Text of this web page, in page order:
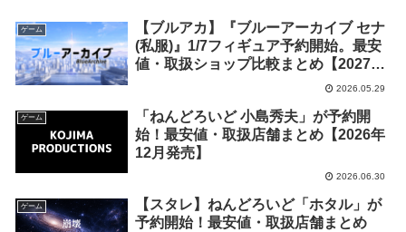
ゲーム
【ブルアカ】『ブルーアーカイブ セナ
(私服)』1/7フィギュア予約開始。最安
値・取扱ショップ比較まとめ【2027年
2026.05.29
ゲーム
「ねんどろいど 小島秀夫」が予約開
始！最安値・取扱店舗まとめ【2026年
12月発売】
2026.06.30
ゲーム
【スタレ】ねんどろいど「ホタル」が
予約開始！最安値・取扱店舗まとめ